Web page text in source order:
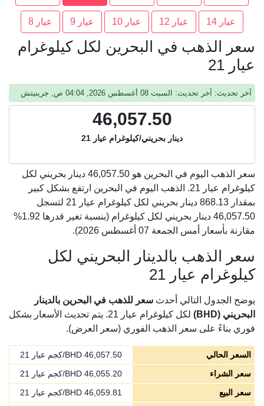
عيار 14 عيار 12 عيار 10 عيار 9 عيار 8
سعر الذهب في البحرين لكل كيلوغرام
عيار 21
آخر تحديث: آخر تحديث: السبت 08 أغسطس 2026, 04:04 ص, جرينيتش
46,057.50
دينار بحريني/كيلوغرام عيار 21
سعر الذهب اليوم في البحرين هو 46,057.50 دينار بحريني لكل
كيلوغرام عيار 21. الذهب اليوم في البحرين ارتفع بشكل كبير
بمقدار 868.13 دينار بحريني لكل كيلوغرام عيار 21 لتسجل
46,057.50 دينار بحريني لكل كيلوغرام (بنسبة تغير قدرها 1.92%
مقارنة بأسعار أمس الجمعة 07 أغسطس 2026).
سعر الذهب بالدينار البحريني لكل
كيلوغرام عيار 21
يوضح الجدول التالي أحدث سعر للذهب في البحرين بالدينار
البحريني (BHD)
لكل كيلوغرام عيار 21. يتم تحديث الأسعار بشكل
فوري بناءً على سعر الذهب الفوري (سعر العرض).
السعر الحالي 46,057.50 BHD/كجم عيار 21
سعر الشراء
46,055.20 BHD/كجم عيار 21
سعر البيع
46,059.81 BHD/كجم عيار 21